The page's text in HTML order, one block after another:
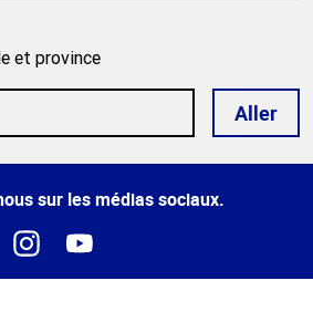
et province
Aller
sur les médias sociaux.